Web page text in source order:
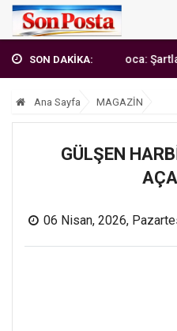
SON DAKİKA:
'Erbakan Hoca: Şartlara
Ana Sayfa MAGAZİN
GÜLŞEN
06 Nisan, 2026,